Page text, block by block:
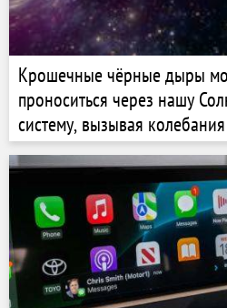
Крошечные чёрные дыры
проноситься через нашу
систему, вызывая